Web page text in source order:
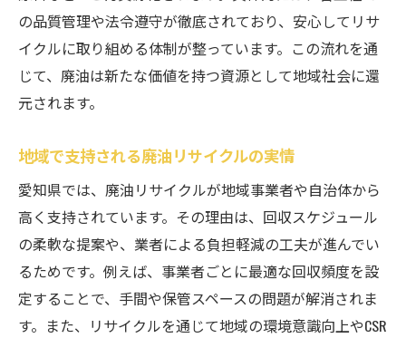
の品質管理や法令遵守が徹底されており、安心してリサ
イクルに取り組める体制が整っています。この流れを通
じて、廃油は新たな価値を持つ資源として地域社会に還
元されます。
地域で支持される廃油リサイクルの実情
愛知県では、廃油リサイクルが地域事業者や自治体から
高く支持されています。その理由は、回収スケジュール
の柔軟な提案や、業者による負担軽減の工夫が進んでい
るためです。例えば、事業者ごとに最適な回収頻度を設
定することで、手間や保管スペースの問題が解消されま
す。また、リサイクルを通じて地域の環境意識向上やCSR